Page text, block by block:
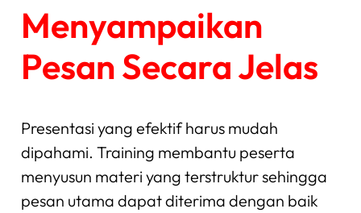
Menyampaikan
Pesan Secara Jelas
Presentasi yang efektif harus mudah
dipahami. Training membantu peserta
menyusun materi yang terstruktur sehingga
pesan utama dapat diterima dengan baik